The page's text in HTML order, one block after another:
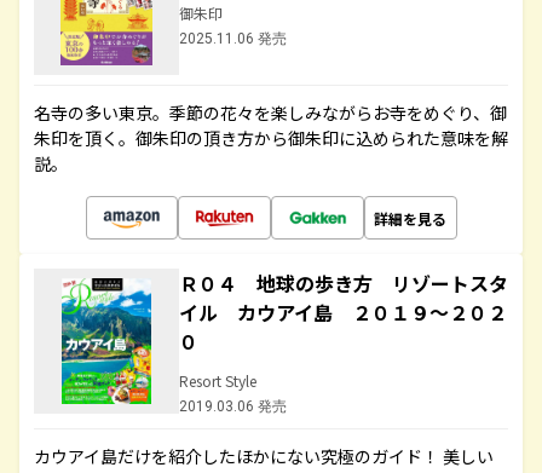
御朱印
2025.11.06 発売
名寺の多い東京。季節の花々を楽しみながらお寺をめぐり、御
朱印を頂く。御朱印の頂き方から御朱印に込められた意味を解
説。
詳細を見る
Ｒ０４ 地球の歩き方 リゾートスタ
イル カウアイ島 ２０１９～２０２
０
Resort Style
2019.03.06 発売
カウアイ島だけを紹介したほかにない究極のガイド！ 美しい